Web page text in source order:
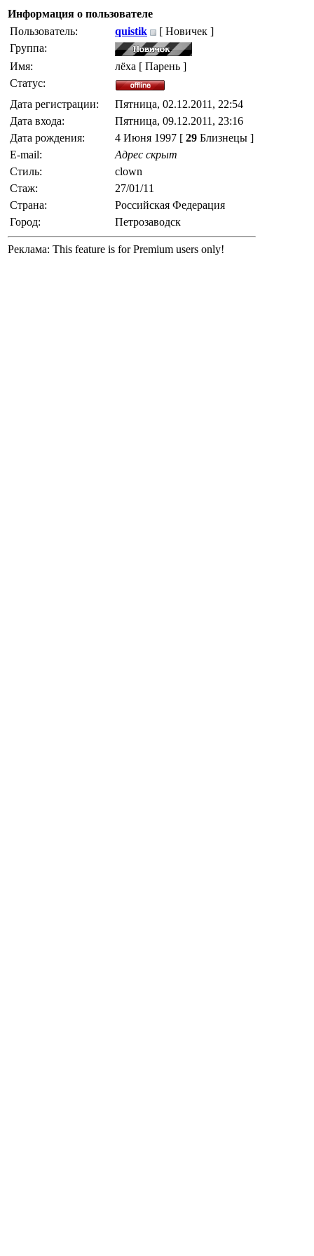
Информация о пользователе
Пользователь:
quistik
[ Новичек ]
Группа:
Имя:
лёха [ Парень ]
Статус:
Дата регистрации:
Пятница, 02.12.2011, 22:54
Дата входа:
Пятница, 09.12.2011, 23:16
Дата рождения:
4 Июня 1997 [ 29 Близнецы ]
E-mail:
Адрес скрыт
Стиль:
clown
Стаж:
27/01/11
Страна:
Российская Федерация
Город:
Петрозаводск
Реклама: This feature is for Premium users only!